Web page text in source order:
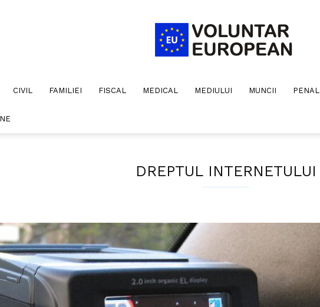
European
CIVIL FAMILIEI FISCAL MEDICAL MEDIULUI MUNCII PENAL
DREPTUL INTERNETULUI